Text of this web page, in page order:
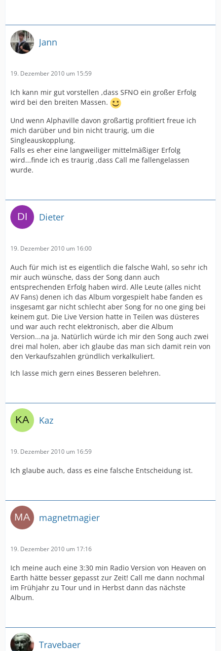
Jann
19. Dezember 2010 um 15:59
Ich kann mir gut vorstellen ,dass SFNO ein großer Erfolg
wird bei den breiten Massen.
Und wenn Alphaville davon großartig profitiert freue ich
mich darüber und bin nicht traurig, um die
Singleauskopplung.
Falls es eher eine langweiliger mittelmäßiger Erfolg
wird...finde ich es traurig ,dass Call me fallengelassen
wurde.
Dieter
19. Dezember 2010 um 16:00
Auch für mich ist es eigentlich die falsche Wahl, so sehr ich
mir auch wünsche, dass der Song dann auch
entsprechenden Erfolg haben wird. Alle Leute (alles nicht
AV Fans) denen ich das Album vorgespielt habe fanden es
insgesamt gar nicht schlecht aber Song for no one ging bei
keinem gut. Die Live Version hatte in Teilen was düsteres
und war auch recht elektronisch, aber die Album
Version...na ja. Natürlich würde ich mir den Song auch zwei
drei mal holen, aber ich glaube das man sich damit rein von
den Verkaufszahlen gründlich verkalkuliert.
Ich lasse mich gern eines Besseren belehren.
Kaz
19. Dezember 2010 um 16:59
Ich glaube auch, dass es eine falsche Entscheidung ist.
magnetmagier
19. Dezember 2010 um 17:16
Ich meine auch eine 3:30 min Radio Version von Heaven on
Earth hätte besser gepasst zur Zeit! Call me dann nochmal
im Frühjahr zu Tour und in Herbst dann das nächste
Album.
Travebaer